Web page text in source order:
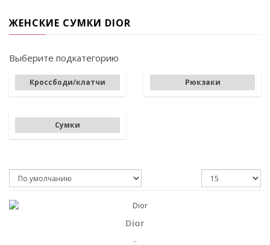
ЖЕНСКИЕ СУМКИ DIOR
Выберите подкатегорию
Кроссбоди/клатчи Рюкзаки
Сумки
Dior
..